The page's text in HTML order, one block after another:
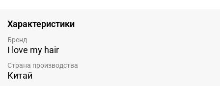
Характеристики
Бренд
I love my hair
Страна производства
Китай